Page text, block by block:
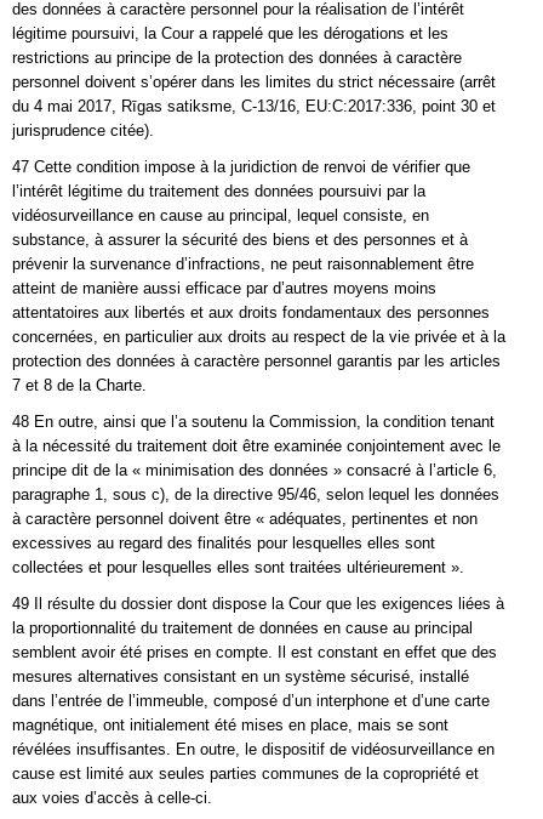
des données à caractère personnel pour la réalisation de l’intérêt
légitime poursuivi, la Cour a rappelé que les dérogations et les
restrictions au principe de la protection des données à caractère
personnel doivent s’opérer dans les limites du strict nécessaire (arrêt
du 4 mai 2017, Rīgas satiksme, C‑13/16, EU:C:2017:336, point 30 et
jurisprudence citée).
47 Cette condition impose à la juridiction de renvoi de vérifier que
l’intérêt légitime du traitement des données poursuivi par la
vidéosurveillance en cause au principal, lequel consiste, en
substance, à assurer la sécurité des biens et des personnes et à
prévenir la survenance d’infractions, ne peut raisonnablement être
atteint de manière aussi efficace par d’autres moyens moins
attentatoires aux libertés et aux droits fondamentaux des personnes
concernées, en particulier aux droits au respect de la vie privée et à la
protection des données à caractère personnel garantis par les articles
7 et 8 de la Charte.
48 En outre, ainsi que l’a soutenu la Commission, la condition tenant
à la nécessité du traitement doit être examinée conjointement avec le
principe dit de la « minimisation des données » consacré à l’article 6,
paragraphe 1, sous c), de la directive 95/46, selon lequel les données
à caractère personnel doivent être « adéquates, pertinentes et non
excessives au regard des finalités pour lesquelles elles sont
collectées et pour lesquelles elles sont traitées ultérieurement ».
49 Il résulte du dossier dont dispose la Cour que les exigences liées à
la proportionnalité du traitement de données en cause au principal
semblent avoir été prises en compte. Il est constant en effet que des
mesures alternatives consistant en un système sécurisé, installé
dans l’entrée de l’immeuble, composé d’un interphone et d’une carte
magnétique, ont initialement été mises en place, mais se sont
révélées insuffisantes. En outre, le dispositif de vidéosurveillance en
cause est limité aux seules parties communes de la copropriété et
aux voies d’accès à celle-ci.